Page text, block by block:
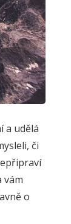
a udělá
či
vám
o